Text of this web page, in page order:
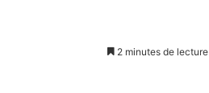
2 minutes de lecture